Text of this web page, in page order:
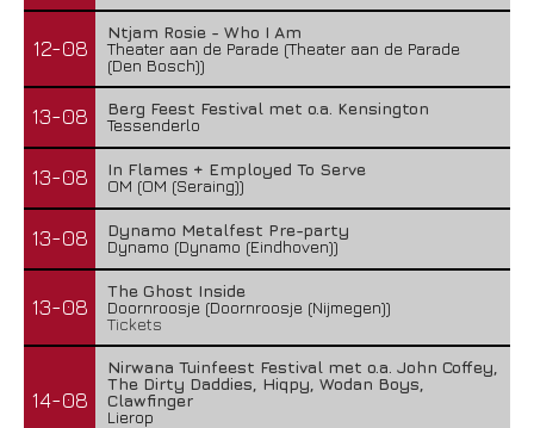
12-08
Ntjam Rosie - Who I Am
Theater aan de Parade (Theater aan de Parade
(Den Bosch))
13-08
Berg Feest Festival met o.a. Kensington
Tessenderlo
13-08
In Flames + Employed To Serve
OM (OM (Seraing))
13-08
Dynamo Metalfest Pre-party
Dynamo (Dynamo (Eindhoven))
13-08
The Ghost Inside
Doornroosje (Doornroosje (Nijmegen))
Tickets
14-08
Nirwana Tuinfeest Festival met o.a. John Coffey,
The Dirty Daddies, Hiqpy, Wodan Boys,
Clawfinger
Lierop